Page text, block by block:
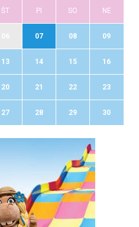
ŠT PI SO NE
07 08 09
13 14 15 16
20 21 22 23
27 28 29 30